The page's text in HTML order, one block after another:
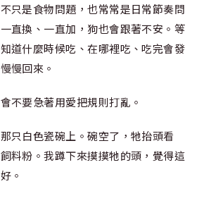
只是食物問題，也常常是日常節奏問
直換、一直加，狗也會跟著不安。等
道什麼時候吃、在哪裡吃、吃完會發
慢回來。
不要急著用愛把規則打亂。
只白色瓷碗上。碗空了，牠抬頭看
料粉。我蹲下來摸摸牠的頭，覺得這
。